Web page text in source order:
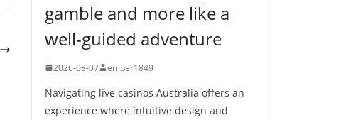
gamble and more like a
well-guided adventure
2026-08-07 ember1849
Navigating live casinos Australia offers an
experience where intuitive design and